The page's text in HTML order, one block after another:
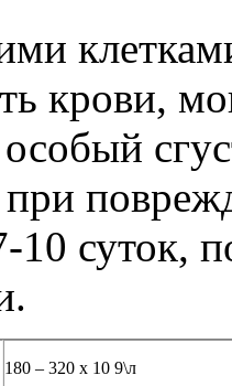
крови,
особый
при
10 суток,
180 – 320 х 10 9\л